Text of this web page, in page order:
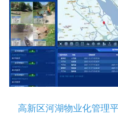
高新区河湖物业化管理